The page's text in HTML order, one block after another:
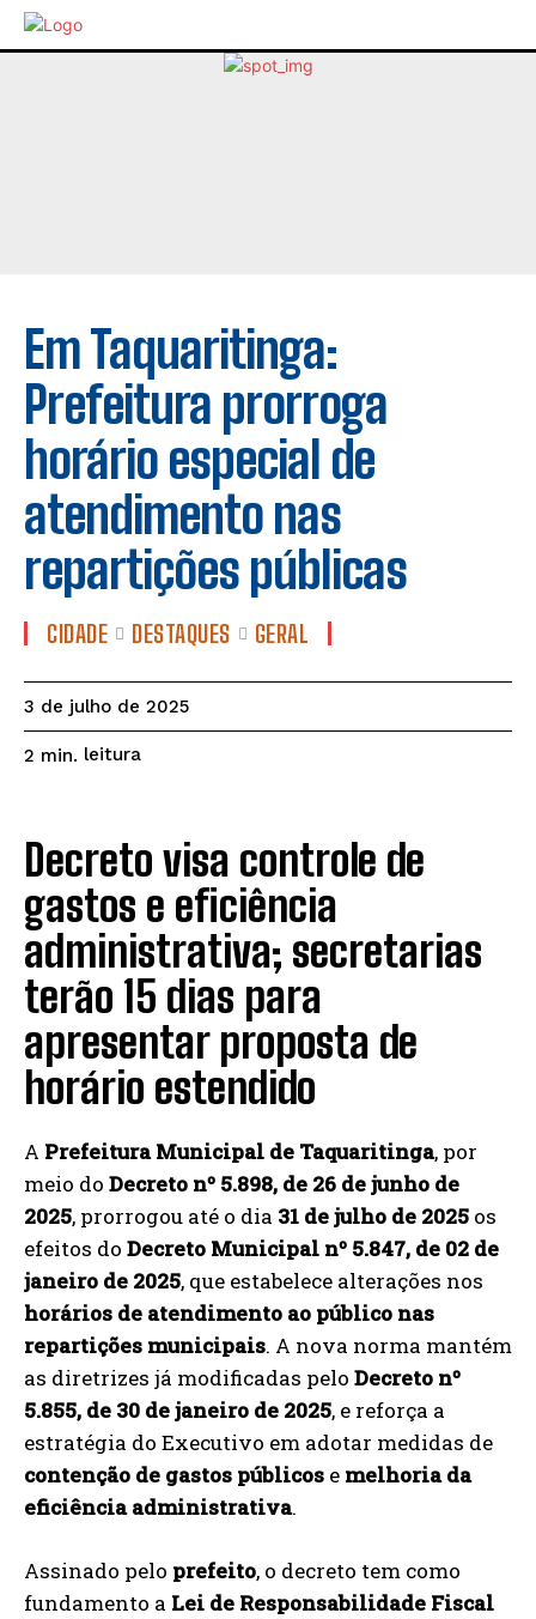
Em Taquaritinga:
Prefeitura prorroga
horário especial de
atendimento nas
repartições públicas
CIDADE DESTAQUES GERAL
3 de julho de 2025
2 min. leitura
Decreto visa controle de
gastos e eficiência
administrativa; secretarias
terão 15 dias para
apresentar proposta de
horário estendido
A Prefeitura Municipal de Taquaritinga, por
meio do Decreto nº 5.898, de 26 de junho de
2025, prorrogou até o dia 31 de julho de 2025 os
efeitos do Decreto Municipal nº 5.847, de 02 de
janeiro de 2025, que estabelece alterações nos
horários de atendimento ao público nas
repartições municipais. A nova norma mantém
as diretrizes já modificadas pelo Decreto nº
5.855, de 30 de janeiro de 2025, e reforça a
estratégia do Executivo em adotar medidas de
contenção de gastos públicos e melhoria da
eficiência administrativa.
Assinado pelo prefeito, o decreto tem como
fundamento a Lei de Responsabilidade Fiscal